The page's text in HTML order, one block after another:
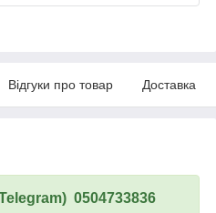
Відгуки про товар Доставка
0504733836